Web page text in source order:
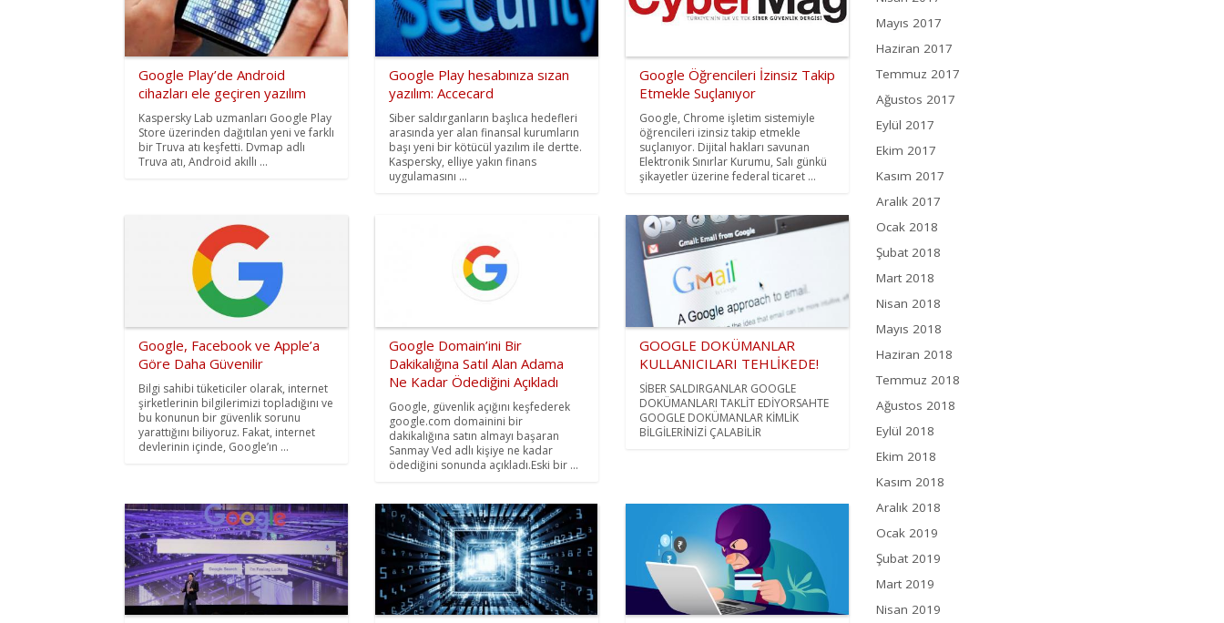
Google Play’de Android
cihazları ele geçiren yazılım
Kaspersky Lab uzmanları Google Play
Store üzerinden dağıtılan yeni ve farklı
bir Truva atı keşfetti. Dvmap adlı
Truva atı, Android akıllı ...
Google Play hesabınıza sızan
yazılım: Accecard
Siber saldırganların başlıca hedefleri
arasında yer alan finansal kurumların
başı yeni bir kötücül yazılım ile dertte.
Kaspersky, elliye yakın finans
uygulamasını ...
Google Öğrencileri İzinsiz Takip
Etmekle Suçlanıyor
Google, Chrome işletim sistemiyle
öğrencileri izinsiz takip etmekle
suçlanıyor. Dijital hakları savunan
Elektronik Sınırlar Kurumu, Salı günkü
şikayetler üzerine federal ticaret ...
Google, Facebook ve Apple’a
Göre Daha Güvenilir
Bilgi sahibi tüketiciler olarak, internet
şirketlerinin bilgilerimizi topladığını ve
bu konunun bir güvenlik sorunu
yarattığını biliyoruz. Fakat, internet
devlerinin içinde, Google’ın ...
Google Domain’ini Bir
Dakikalığına Satıl Alan Adama
Ne Kadar Ödediğini Açıkladı
Google, güvenlik açığını keşfederek
google.com domainini bir
dakikalığına satın almayı başaran
Sanmay Ved adlı kişiye ne kadar
ödediğini sonunda açıkladı.Eski bir ...
GOOGLE DOKÜMANLAR
KULLANICILARI TEHLİKEDE!
SİBER SALDIRGANLAR GOOGLE
DOKÜMANLARI TAKLİT EDİYORSAHTE
GOOGLE DOKÜMANLAR KİMLİK
BİLGİLERİNİZİ ÇALABİLİR
Mayıs 2017
Haziran 2017
Temmuz 2017
Ağustos 2017
Eylül 2017
Ekim 2017
Kasım 2017
Aralık 2017
Ocak 2018
Şubat 2018
Mart 2018
Nisan 2018
Mayıs 2018
Haziran 2018
Temmuz 2018
Ağustos 2018
Eylül 2018
Ekim 2018
Kasım 2018
Aralık 2018
Ocak 2019
Şubat 2019
Mart 2019
Nisan 2019